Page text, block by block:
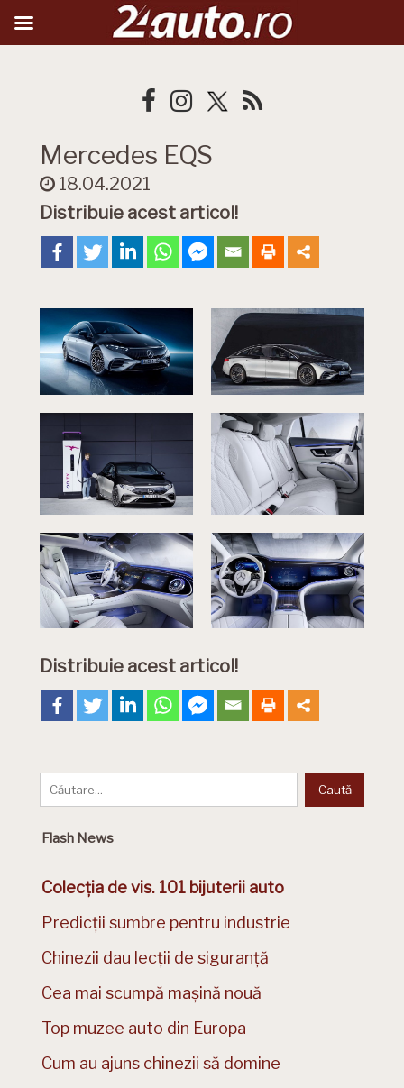
Mercedes EQS
18.04.2021
Distribuie acest articol!
Distribuie acest articol!
Flash News
Colecția de vis. 101 bijuterii auto
Predicții sumbre pentru industrie
Chinezii dau lecții de siguranță
Cea mai scumpă mașină nouă
Top muzee auto din Europa
Cum au ajuns chinezii să domine